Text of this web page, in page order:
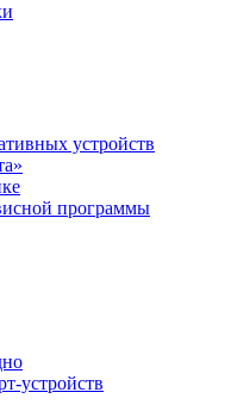
устройств
программы
устройств